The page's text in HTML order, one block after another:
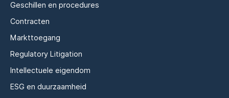
Geschillen en procedures
Contracten
Markttoegang
Regulatory Litigation
Intellectuele eigendom
ESG en duurzaamheid